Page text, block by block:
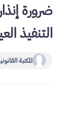
ضرورة
التنفيذ
المكتبة